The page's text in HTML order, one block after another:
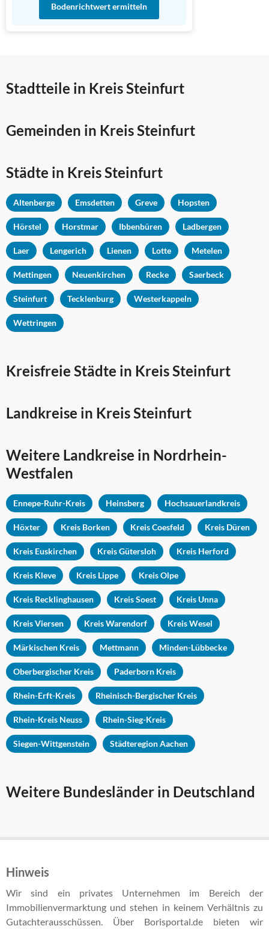
Bodenrichtwert ermitteln
Stadtteile in Kreis Steinfurt
Gemeinden in Kreis Steinfurt
Städte in Kreis Steinfurt
Altenberge Emsdetten Greve Hopsten
Hörstel Horstmar Ibbenbüren Ladbergen
Laer Lengerich Lienen Lotte Metelen
Mettingen Neuenkirchen Recke Saerbeck
Steinfurt Tecklenburg Westerkappeln
Wettringen
Kreisfreie Städte in Kreis Steinfurt
Landkreise in Kreis Steinfurt
Weitere Landkreise in Nordrhein-
Westfalen
Ennepe-Ruhr-Kreis Heinsberg Hochsauerlandkreis
Höxter Kreis Borken Kreis Coesfeld Kreis Düren
Kreis Euskirchen Kreis Gütersloh Kreis Herford
Kreis Kleve Kreis Lippe Kreis Olpe
Kreis Recklinghausen Kreis Soest Kreis Unna
Kreis Viersen Kreis Warendorf Kreis Wesel
Märkischen Kreis Mettmann Minden-Lübbecke
Oberbergischer Kreis Paderborn Kreis
Rhein-Erft-Kreis Rheinisch-Bergischer Kreis
Rhein-Kreis Neuss Rhein-Sieg-Kreis
Siegen-Wittgenstein Städteregion Aachen
Weitere Bundesländer in Deutschland
Hinweis
Wir sind ein privates Unternehmen im Bereich der
Immobilienvermarktung und stehen in keinem Verhältnis zu
Gutachterausschüssen. Über Borisportal.de bieten wir